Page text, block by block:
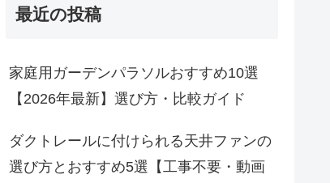
最近の投稿
家庭用ガーデンパラソルおすすめ10選
【2026年最新】選び方・比較ガイド
ダクトレールに付けられる天井ファンの
選び方とおすすめ5選【工事不要・動画